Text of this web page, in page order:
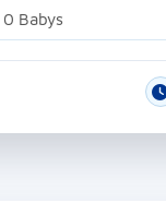
Babys